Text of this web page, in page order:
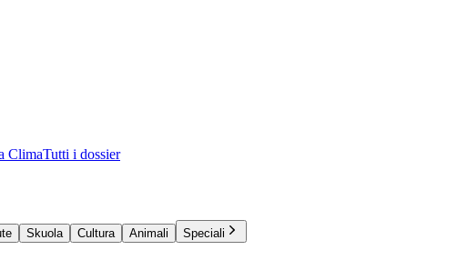
ClimaTutti i dossier
Skuola Cultura Animali
Speciali